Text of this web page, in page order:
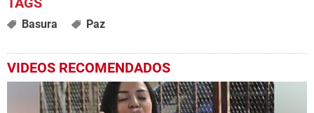
Basura Paz
VIDEOS RECOMENDADOS